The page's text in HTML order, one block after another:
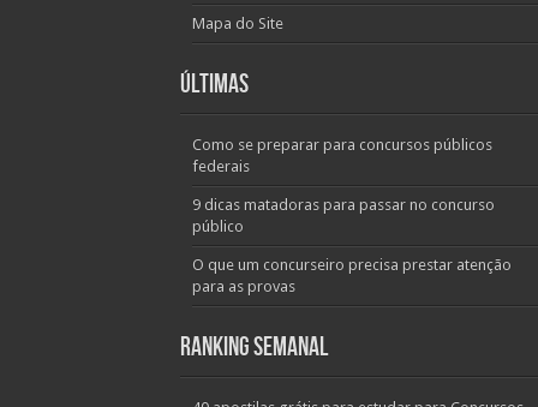
Mapa do Site
Últimas
Como se preparar para concursos públicos
federais
9 dicas matadoras para passar no concurso
público
O que um concurseiro precisa prestar atenção
para as provas
Ranking Semanal